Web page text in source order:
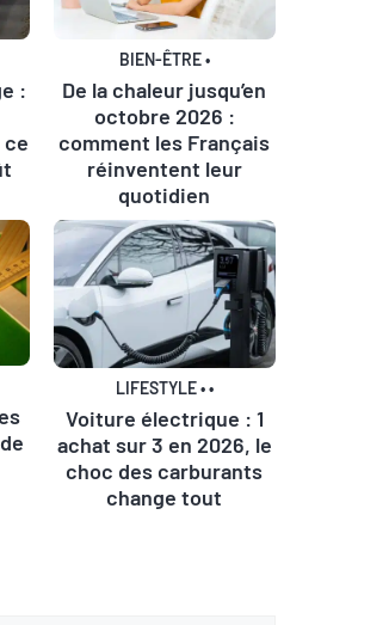
:
ce
BIEN-ÊTRE•
De la chaleur jusqu’en
octobre 2026 :
comment les Français
réinventent leur
quotidien
LIFESTYLE••
Voiture électrique : 1
achat sur 3 en 2026, le
choc des carburants
change tout